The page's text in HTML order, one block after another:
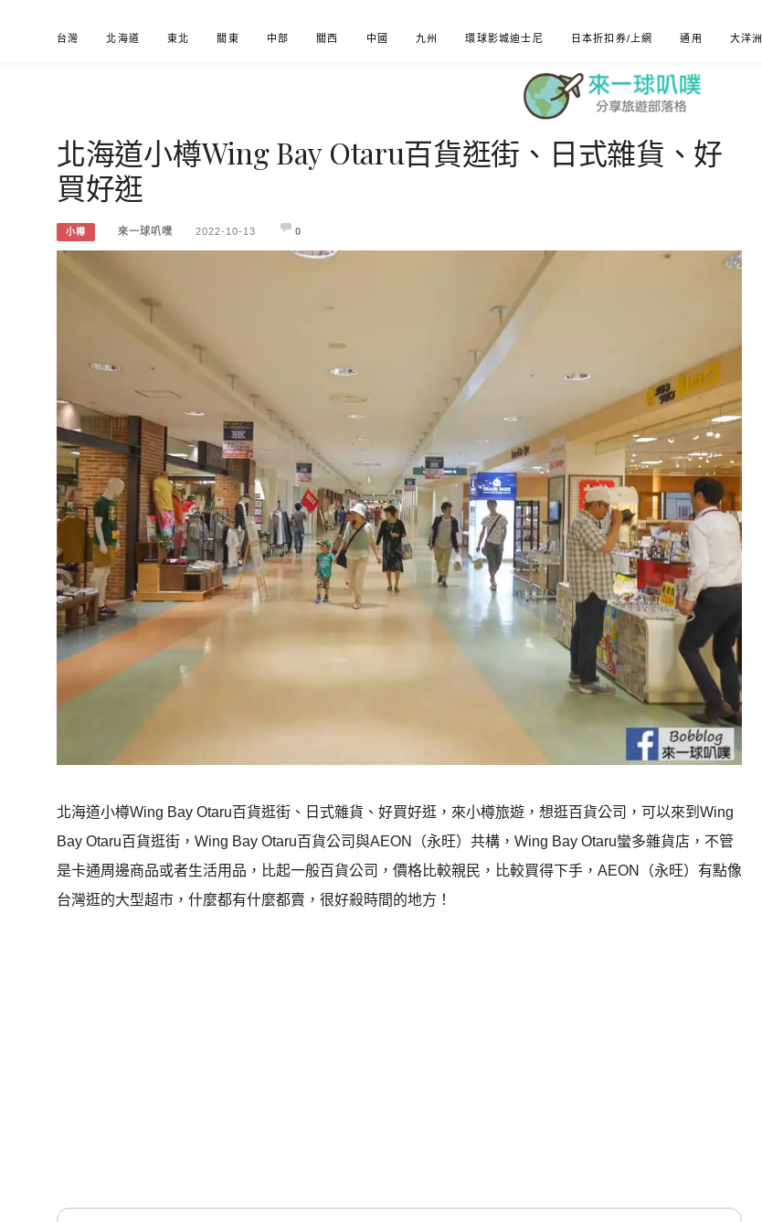
台灣 北海道 東北 關東 中部 關西 中國 九州 環球影城迪士尼 日本折扣券/上網 通用 大洋洲
來一球叭噗
分享日本自助部落格
北海道小樽Wing Bay Otaru百貨逛街、日式雜貨、好
買好逛
小樽 來一球叭噗 2022-10-13 0
北海道小樽Wing Bay Otaru百貨逛街、日式雜貨、好買好逛，來小樽旅遊，想逛百貨公司，可以來到Wing
Bay Otaru百貨逛街，Wing Bay Otaru百貨公司與AEON（永旺）共構，Wing Bay Otaru蠻多雜貨店，不管
是卡通周邊商品或者生活用品，比起一般百貨公司，價格比較親民，比較買得下手，AEON（永旺）有點像
台灣逛的大型超市，什麼都有什麼都賣，很好殺時間的地方！